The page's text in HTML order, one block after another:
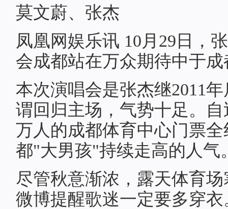
莫文蔚、张杰
凤凰网娱乐讯 10月29日，
会成都站在万众期待中于
本次演唱会是张杰继2011
谓回归主场，气势十足。
万人的成都体育中心门票
都"大男孩"持续走高的人气
尽管秋意渐浓，露天体育
微博提醒歌迷一定要多穿